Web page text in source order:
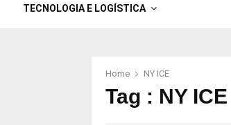
TECNOLOGIA E LOGÍSTICA
Home NY ICE
Tag : NY ICE